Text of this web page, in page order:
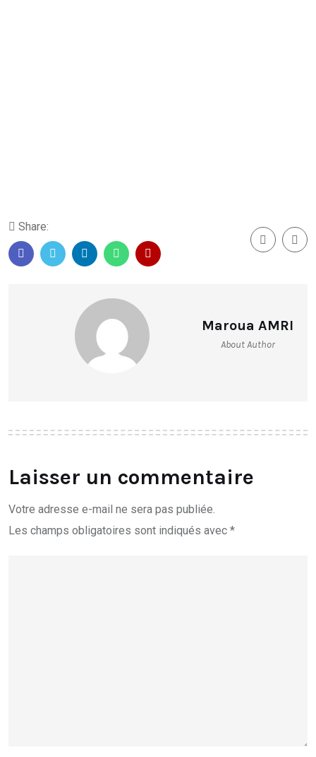
Share:
Maroua AMRI
About Author
Laisser un commentaire
Votre adresse e-mail ne sera pas publiée.
Les champs obligatoires sont indiqués avec *